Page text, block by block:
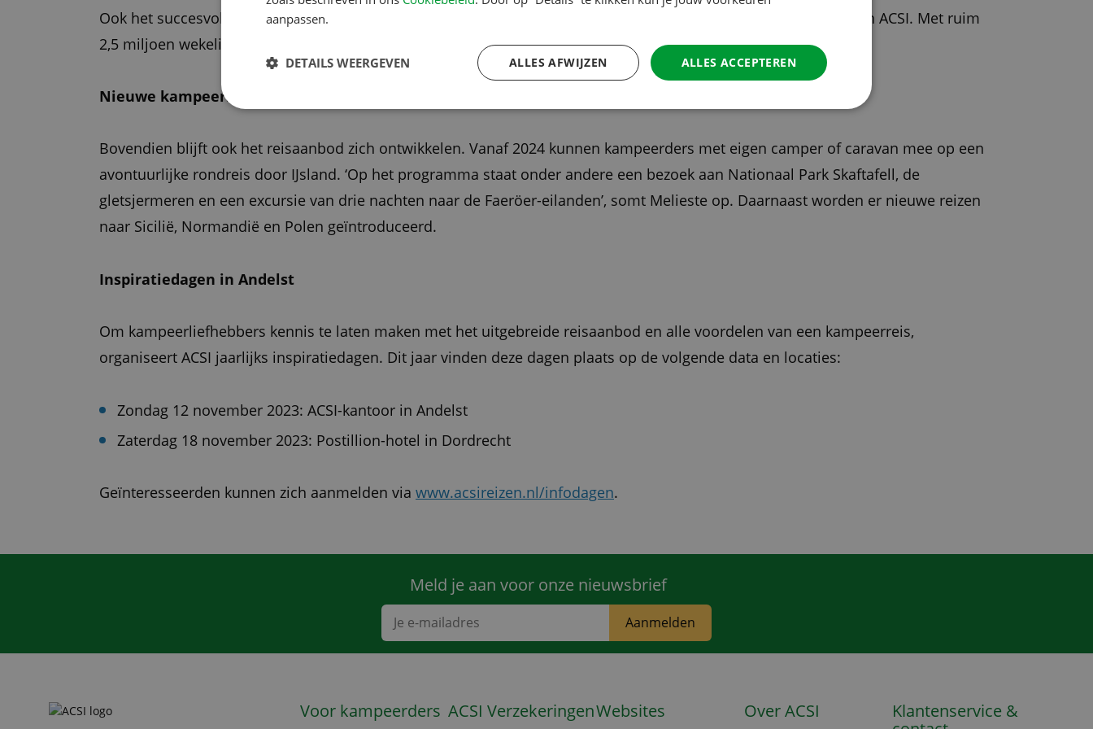
Ook het succesvolle televisieprogramma We zijn er Bijna! zal hebben bijgedragen. ‘Jaarlijks volgen zij een reis van ACSI. Met ruim
2,5 miljoen wekelijkse kijkers zijn er zeker kampeerders die dit ook een keer willen ervaren.’
Nieuwe kampeerreizen
Bovendien blijft ook het reisaanbod zich ontwikkelen. Vanaf 2024 kunnen kampeerders met eigen camper of caravan mee op een
avontuurlijke rondreis door IJsland. ‘Op het programma staat onder andere een bezoek aan Nationaal Park Skaftafell, de
gletsjermeren en een excursie van drie nachten naar de Faeröer-eilanden’, somt Melieste op. Daarnaast worden er nieuwe reizen
naar Sicilië, Normandië en Polen geïntroduceerd.
Inspiratiedagen in Andelst
Om kampeerliefhebbers kennis te laten maken met het uitgebreide reisaanbod en alle voordelen van een kampeerreis,
organiseert ACSI jaarlijks inspiratiedagen. Dit jaar vinden deze dagen plaats op de volgende data en locaties:
Zondag 12 november 2023: ACSI-kantoor in Andelst
Zaterdag 18 november 2023: Postillion-hotel in Dordrecht
Geïnteresseerden kunnen zich aanmelden via www.acsireizen.nl/infodagen.
Meld je aan voor onze nieuwsbrief
Aanmelden
Voor kampeerders ACSI VerzekeringenWebsites Over ACSI
Klantenservice &
DANISH
SWEDISH
aanpassen.
ALLES ACCEPTEREN
ALLES AFWIJZEN
DETAILS WEERGEVEN